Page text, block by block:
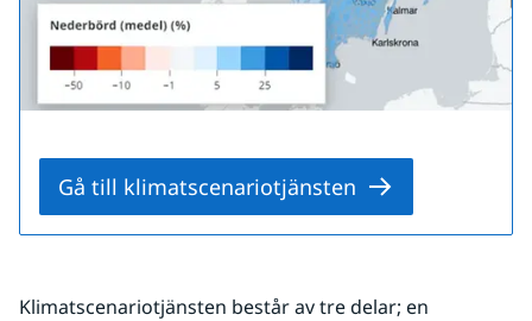
Gå till klimatscenariotjänsten
Klimatscenariotjänsten består av tre delar; en